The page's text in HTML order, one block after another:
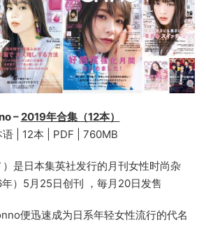
–2019年合集（12本）
语 | 12本 | PDF | 760MB
是日本集英社发行的月刊女性时尚杂
）5月25日创刊 ，毎月20日发售
便迅速成为日系年轻女性流行的代名